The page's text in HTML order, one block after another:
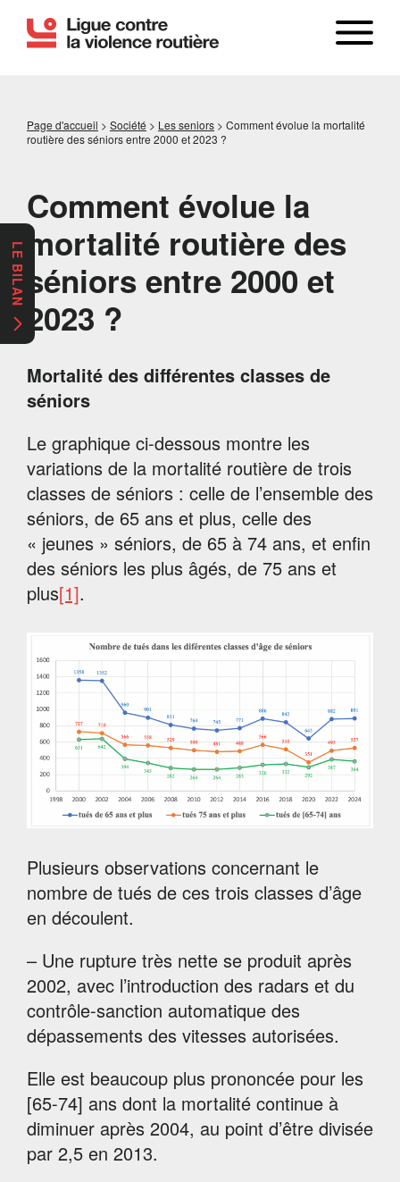
Page d'accueil > Société > Les seniors > Comment évolue la mortalité
routière des séniors entre 2000 et 2023 ?
Comment évolue la
mortalité routière des
séniors entre 2000 et
2023 ?
Mortalité des différentes classes de
séniors
Le graphique ci-dessous montre les
variations de la mortalité routière de trois
classes de séniors : celle de l’ensemble des
séniors, de 65 ans et plus, celle des
« jeunes » séniors, de 65 à 74 ans, et enfin
des séniors les plus âgés, de 75 ans et
plus[1].
Plusieurs observations concernant le
nombre de tués de ces trois classes d’âge
en découlent.
– Une rupture très nette se produit après
2002, avec l’introduction des radars et du
contrôle-sanction automatique des
dépassements des vitesses autorisées.
Elle est beaucoup plus prononcée pour les
[65-74] ans dont la mortalité continue à
diminuer après 2004, au point d’être divisée
par 2,5 en 2013.
LE BILAN